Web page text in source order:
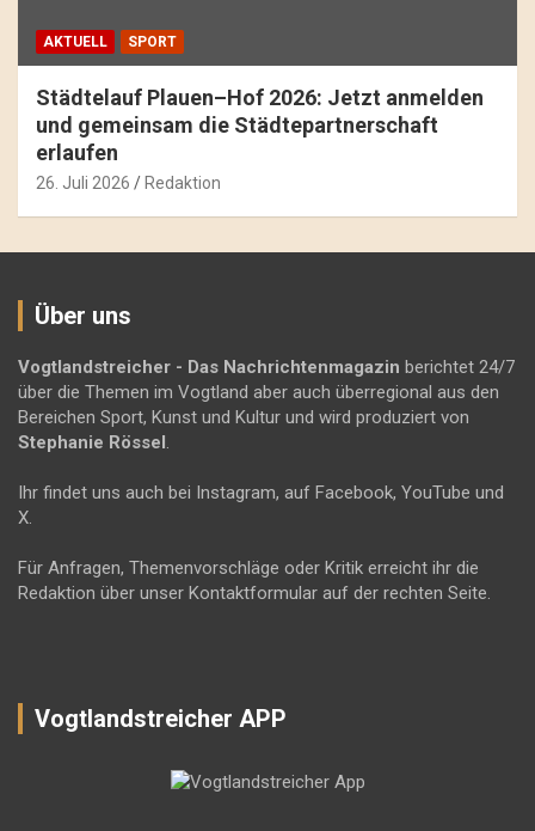
AKTUELL SPORT
Städtelauf Plauen–Hof 2026: Jetzt anmelden
und gemeinsam die Städtepartnerschaft
erlaufen
26. Juli 2026 Redaktion
Über uns
Vogtlandstreicher - Das Nachrichtenmagazin berichtet 24/7
über die Themen im Vogtland aber auch überregional aus den
Bereichen Sport, Kunst und Kultur und wird produziert von
Stephanie Rössel .
Ihr findet uns auch bei Instagram, auf Facebook, YouTube und
X.
Für Anfragen, Themenvorschläge oder Kritik erreicht ihr die
Redaktion über unser Kontaktformular auf der rechten Seite.
Vogtlandstreicher APP